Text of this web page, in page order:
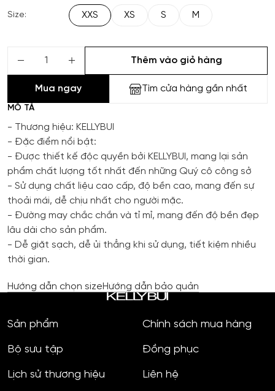
Size: XXS XS S M
Thêm vào giỏ hàng
Mua ngay Tìm cửa hàng gần nhất
MÔ TẢ
- Thương hiệu: KELLYBUI
- Đặc điểm nổi bật:
- Được thiết kế độc quyền bởi KELLYBUI, mang lại sản
phẩm chất lượng tốt nhất đến những Quý cô công sở
- Sử dụng chất liệu cao cấp, độ bền cao, mang đến sự
thoải mái, dễ chịu nhất cho người mặc.
- Đường may chắc chắn và tỉ mỉ, mang đến độ bền đẹp
lâu dài cho sản phẩm.
- Dễ giặt sạch, dễ ủi thẳng khi sử dụng, tiết kiệm nhiều
thời gian.
Hướng dẫn chọn sizeHướng dẫn bảo quản
Sản phẩm
Bộ sưu tập
Lịch sử thương hiệu
Chính sách mua hàng
Đồng phục
Liên hệ